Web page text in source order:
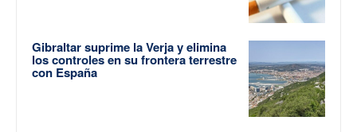
Gibraltar suprime la Verja y elimina
los controles en su frontera terrestre
con España